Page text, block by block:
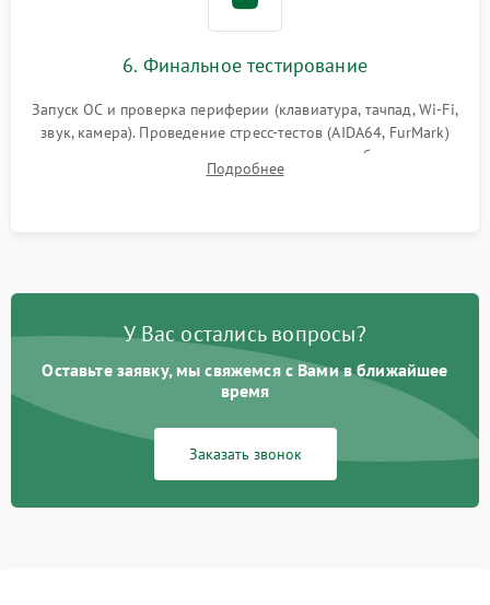
6. Финальное тестирование
Запуск ОС и проверка периферии (клавиатура, тачпад, Wi-Fi,
звук, камера). Проведение стресс-тестов (AIDA64, FurMark)
для контроля температурного режима и стабильности
системы под пиковой нагрузкой.
Подробнее
У Вас остались вопросы?
Оставьте заявку, мы свяжемся с Вами в ближайшее
время
Заказать звонок